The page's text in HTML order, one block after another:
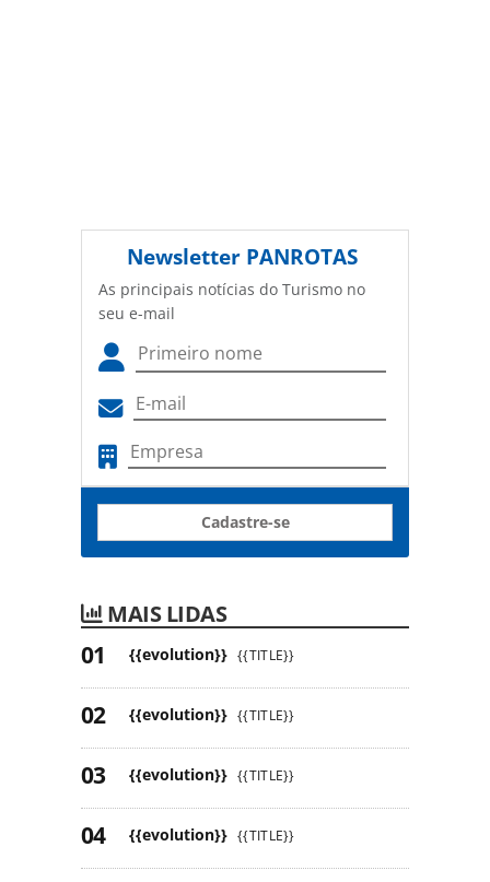
Newsletter PANROTAS
As principais notícias do Turismo no
seu e-mail
Cadastre-se
MAIS LIDAS
{{evolution}} {{TITLE}}
{{evolution}} {{TITLE}}
{{evolution}} {{TITLE}}
{{evolution}} {{TITLE}}